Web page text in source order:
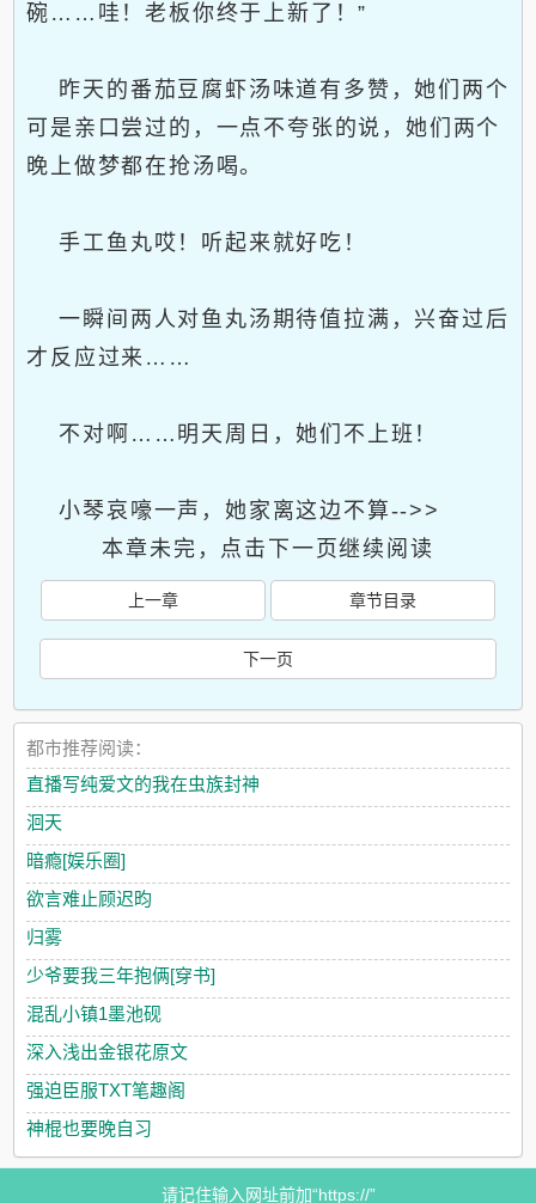
碗……哇！老板你终于上新了！”
昨天的番茄豆腐虾汤味道有多赞，她们两个
可是亲口尝过的，一点不夸张的说，她们两个
晚上做梦都在抢汤喝。
手工鱼丸哎！听起来就好吃！
一瞬间两人对鱼丸汤期待值拉满，兴奋过后
才反应过来……
不对啊……明天周日，她们不上班！
小琴哀嚎一声，她家离这边不算-->>
本章未完，点击下一页继续阅读
上一章 章节目录
下一页
都市推荐阅读：
直播写纯爱文的我在虫族封神
洄天
暗瘾[娱乐圈]
欲言难止顾迟昀
归雾
少爷要我三年抱俩[穿书]
混乱小镇1墨池砚
深入浅出金银花原文
强迫臣服TXT笔趣阁
神棍也要晚自习
请记住输入网址前加“https://”